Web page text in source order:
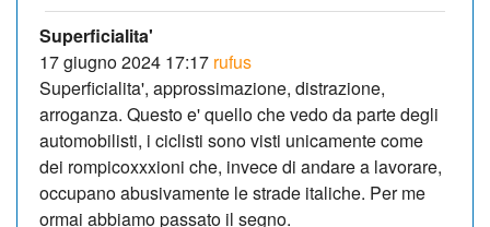
Superficialita'
17 giugno 2024 17:17 rufus
Superficialita', approssimazione, distrazione,
arroganza. Questo e' quello che vedo da parte degli
automobilisti, i ciclisti sono visti unicamente come
dei rompicoxxxioni che, invece di andare a lavorare,
occupano abusivamente le strade italiche. Per me
ormai abbiamo passato il segno.